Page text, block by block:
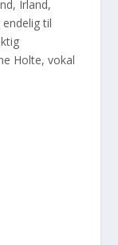
Irland,
til
Holte, vokal